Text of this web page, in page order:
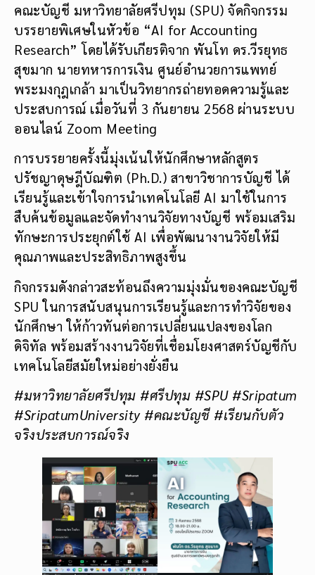
คณะบัญชี มหาวิทยาลัยศรีปทุม (SPU) จัดกิจกรรม
บรรยายพิเศษในหัวข้อ “AI for Accounting
Research” โดยได้รับเกียรติจาก พันโท ดร.วีรยุทธ
สุขมาก นายทหารการเงิน ศูนย์อำนวยการแพทย์
พระมงกุฎเกล้า มาเป็นวิทยากรถ่ายทอดความรู้และ
ประสบการณ์ เมื่อวันที่ 3 กันยายน 2568 ผ่านระบบ
ออนไลน์ Zoom Meeting
การบรรยายครั้งนี้มุ่งเน้นให้นักศึกษาหลักสูตร
ปรัชญาดุษฎีบัณฑิต (Ph.D.) สาขาวิชาการบัญชี ได้
เรียนรู้และเข้าใจการนำเทคโนโลยี AI มาใช้ในการ
สืบค้นข้อมูลและจัดทำงานวิจัยทางบัญชี พร้อมเสริม
ทักษะการประยุกต์ใช้ AI เพื่อพัฒนางานวิจัยให้มี
คุณภาพและประสิทธิภาพสูงขึ้น
กิจกรรมดังกล่าวสะท้อนถึงความมุ่งมั่นของคณะบัญชี
SPU ในการสนับสนุนการเรียนรู้และการทำวิจัยของ
นักศึกษา ให้ก้าวทันต่อการเปลี่ยนแปลงของโลก
ดิจิทัล พร้อมสร้างงานวิจัยที่เชื่อมโยงศาสตร์บัญชีกับ
เทคโนโลยีสมัยใหม่อย่างยั่งยืน
#มหาวิทยาลัยศรีปทุม #ศรีปทุม #SPU #Sripatum
#SripatumUniversity #คณะบัญชี #เรียนกับตัว
จริงประสบการณ์จริง